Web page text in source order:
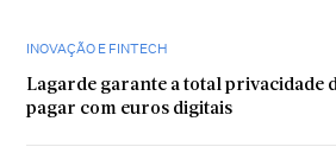
INOVAÇÃO E FINTECH
Lagarde garante a total privacidade
pagar com euros digitais